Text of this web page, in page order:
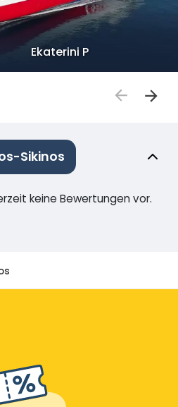
Ekaterini P
Sikinos
keine Bewertungen vor.